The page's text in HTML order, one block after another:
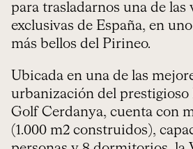
para trasladarnos una de las
exclusivas de España, en
más bellos del Pirineo.
Ubicada en una de las
urbanización del prestigioso
Golf Cerdanya, cuenta con
(1.000 m2 construidos),